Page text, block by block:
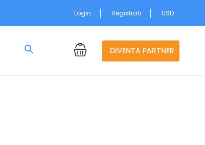
Login Registrati USD
Search
Search Button
DIVENTA PARTNER